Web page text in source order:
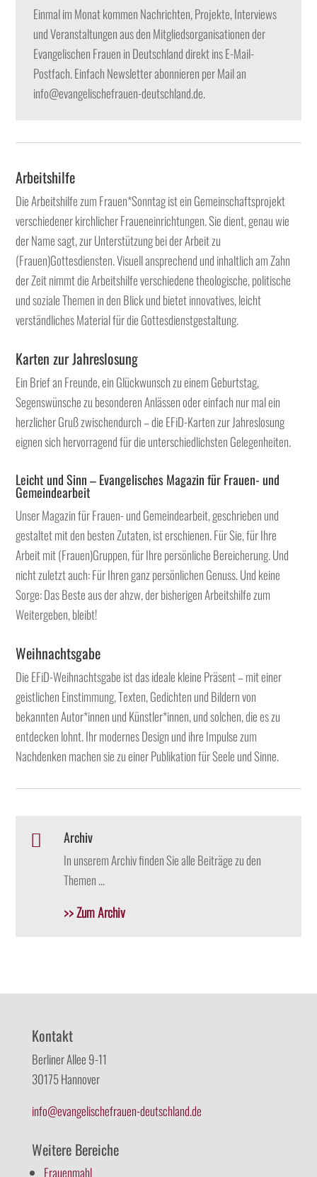
Einmal im Monat kommen Nachrichten, Projekte, Interviews
und Veranstaltungen aus den Mitgliedsorganisationen der
Evangelischen Frauen in Deutschland direkt ins E-Mail-
Postfach. Einfach Newsletter abonnieren per Mail an
info@evangelischefrauen-deutschland.de.
Arbeitshilfe
Die Arbeitshilfe zum Frauen*Sonntag ist ein Gemeinschaftsprojekt
verschiedener kirchlicher Fraueneinrichtungen. Sie dient, genau wie
der Name sagt, zur Unterstützung bei der Arbeit zu
(Frauen)Gottesdiensten. Visuell ansprechend und inhaltlich am Zahn
der Zeit nimmt die Arbeitshilfe verschiedene theologische, politische
und soziale Themen in den Blick und bietet innovatives, leicht
verständliches Material für die Gottesdienstgestaltung.
Karten zur Jahreslosung
Ein Brief an Freunde, ein Glückwunsch zu einem Geburtstag,
Segenswünsche zu besonderen Anlässen oder einfach nur mal ein
herzlicher Gruß zwischendurch – die EFiD-Karten zur Jahreslosung
eignen sich hervorragend für die unterschiedlichsten Gelegenheiten.
Leicht und Sinn – Evangelisches Magazin für Frauen- und
Gemeindearbeit
Unser Magazin für Frauen- und Gemeindearbeit, geschrieben und
gestaltet mit den besten Zutaten, ist erschienen. Für Sie, für Ihre
Arbeit mit (Frauen)Gruppen, für Ihre persönliche Bereicherung. Und
nicht zuletzt auch: Für Ihren ganz persönlichen Genuss. Und keine
Sorge: Das Beste aus der ahzw, der bisherigen Arbeitshilfe zum
Weitergeben, bleibt!
Weihnachtsgabe
Die EFiD-Weihnachtsgabe ist das ideale kleine Präsent – mit einer
geistlichen Einstimmung, Texten, Gedichten und Bildern von
bekannten Autor*innen und Künstler*innen, und solchen, die es zu
entdecken lohnt. Ihr modernes Design und ihre Impulse zum
Nachdenken machen sie zu einer Publikation für Seele und Sinne.
 Archiv
In unserem Archiv finden Sie alle Beiträge zu den
Themen …
>> Zum Archiv
Kontakt
Berliner Allee 9-11
30175 Hannover
info@evangelischefrauen-deutschland.de
Weitere Bereiche
Frauenmahl